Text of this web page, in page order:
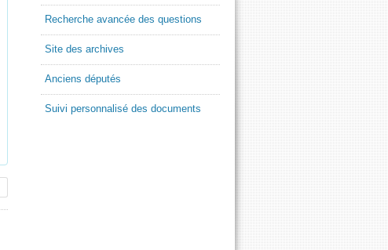
Recherche avancée des questions
Site des archives
Anciens députés
Suivi personnalisé des documents